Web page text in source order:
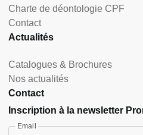
Charte de déontologie CPF
Contact
Actualités
Catalogues & Brochures
Nos actualités
Contact
Inscription à la newsletter
Email